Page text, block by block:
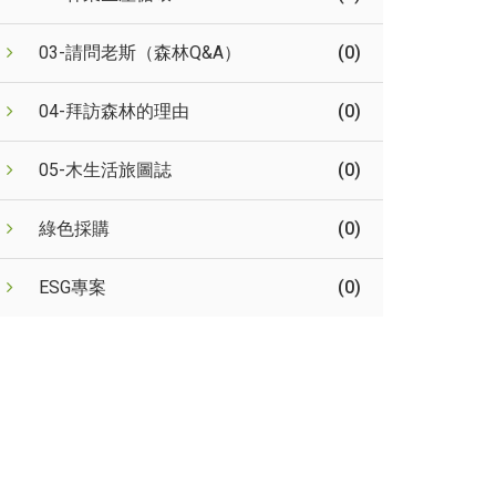
03-請問老斯（森林Q&A） (0)
04-拜訪森林的理由 (0)
05-木生活旅圖誌 (0)
綠色採購 (0)
ESG專案 (0)